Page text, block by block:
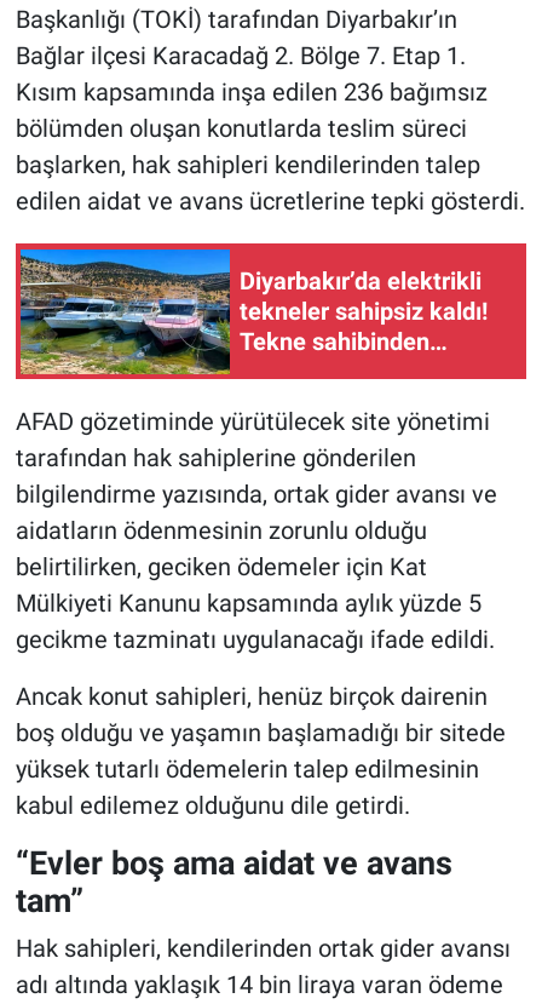
Başkanlığı (TOKİ) tarafından Diyarbakır’ın
Bağlar ilçesi Karacadağ 2. Bölge 7. Etap 1.
Kısım kapsamında inşa edilen 236 bağımsız
bölümden oluşan konutlarda teslim süreci
başlarken, hak sahipleri kendilerinden talep
edilen aidat ve avans ücretlerine tepki gösterdi.
Diyarbakır’da elektrikli
tekneler sahipsiz kaldı!
Tekne sahibinden
Büyükşehir Belediyesi’ne
AFAD gözetiminde yürütülecek site yönetimi
tarafından hak sahiplerine gönderilen
bilgilendirme yazısında, ortak gider avansı ve
aidatların ödenmesinin zorunlu olduğu
belirtilirken, geciken ödemeler için Kat
Mülkiyeti Kanunu kapsamında aylık yüzde 5
gecikme tazminatı uygulanacağı ifade edildi.
Ancak konut sahipleri, henüz birçok dairenin
boş olduğu ve yaşamın başlamadığı bir sitede
yüksek tutarlı ödemelerin talep edilmesinin
kabul edilemez olduğunu dile getirdi.
“Evler boş ama aidat ve avans
tam”
Hak sahipleri, kendilerinden ortak gider avansı
adı altında yaklaşık 14 bin liraya varan ödeme